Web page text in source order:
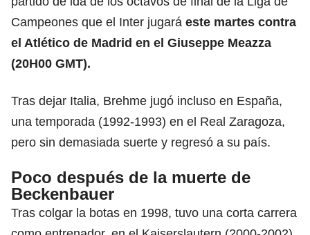
Campeones que el Inter jugará este martes contra
el Atlético de Madrid en el Giuseppe Meazza
(20H00 GMT).
Tras dejar Italia, Brehme jugó incluso en España,
una temporada (1992-1993) en el Real Zaragoza,
pero sin demasiada suerte y regresó a su país.
Poco después de la muerte de
Beckenbauer
Tras colgar la botas en 1998, tuvo una corta carrera